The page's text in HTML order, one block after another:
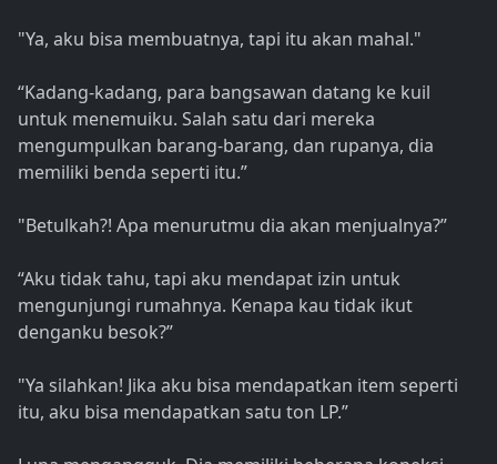
"Ya, aku bisa membuatnya, tapi itu akan mahal."
“Kadang-kadang, para bangsawan datang ke kuil
untuk menemuiku. Salah satu dari mereka
mengumpulkan barang-barang, dan rupanya, dia
memiliki benda seperti itu.”
"Betulkah?! Apa menurutmu dia akan menjualnya?”
“Aku tidak tahu, tapi aku mendapat izin untuk
mengunjungi rumahnya. Kenapa kau tidak ikut
denganku besok?”
"Ya silahkan! Jika aku bisa mendapatkan item seperti
itu, aku bisa mendapatkan satu ton LP.”